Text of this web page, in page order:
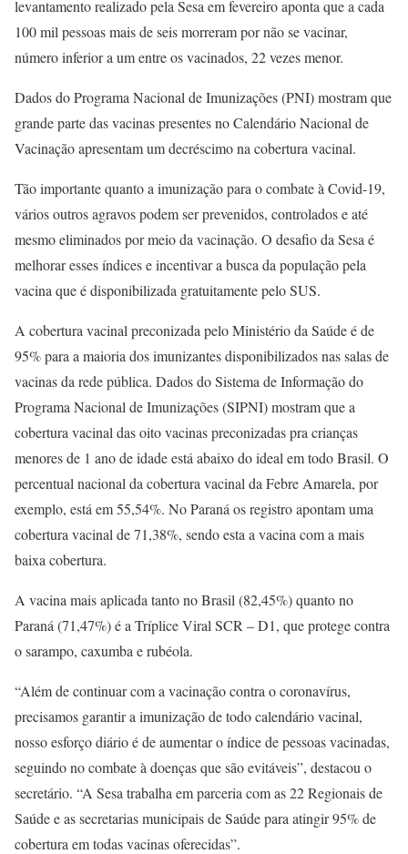
levantamento realizado pela Sesa em fevereiro aponta que a cada
100 mil pessoas mais de seis morreram por não se vacinar,
número inferior a um entre os vacinados, 22 vezes menor.
Dados do Programa Nacional de Imunizações (PNI) mostram que
grande parte das vacinas presentes no Calendário Nacional de
Vacinação apresentam um decréscimo na cobertura vacinal.
Tão importante quanto a imunização para o combate à Covid-19,
vários outros agravos podem ser prevenidos, controlados e até
mesmo eliminados por meio da vacinação. O desafio da Sesa é
melhorar esses índices e incentivar a busca da população pela
vacina que é disponibilizada gratuitamente pelo SUS.
A cobertura vacinal preconizada pelo Ministério da Saúde é de
95% para a maioria dos imunizantes disponibilizados nas salas de
vacinas da rede pública. Dados do Sistema de Informação do
Programa Nacional de Imunizações (SIPNI) mostram que a
cobertura vacinal das oito vacinas preconizadas pra crianças
menores de 1 ano de idade está abaixo do ideal em todo Brasil. O
percentual nacional da cobertura vacinal da Febre Amarela, por
exemplo, está em 55,54%. No Paraná os registro apontam uma
cobertura vacinal de 71,38%, sendo esta a vacina com a mais
baixa cobertura.
A vacina mais aplicada tanto no Brasil (82,45%) quanto no
Paraná (71,47%) é a Tríplice Viral SCR – D1, que protege contra
o sarampo, caxumba e rubéola.
“Além de continuar com a vacinação contra o coronavírus,
precisamos garantir a imunização de todo calendário vacinal,
nosso esforço diário é de aumentar o índice de pessoas vacinadas,
seguindo no combate à doenças que são evitáveis”, destacou o
secretário. “A Sesa trabalha em parceria com as 22 Regionais de
Saúde e as secretarias municipais de Saúde para atingir 95% de
cobertura em todas vacinas oferecidas”.